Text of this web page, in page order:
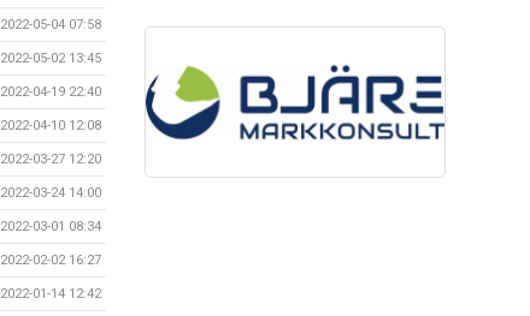
2022-05-04 07:58
2022-05-02 13:45
2022-04-19 22:40
2022-04-10 12:08
2022-03-27 12:20
2022-03-24 14:00
2022-03-01 08:34
2022-02-02 16:27
2022-01-14 12:42